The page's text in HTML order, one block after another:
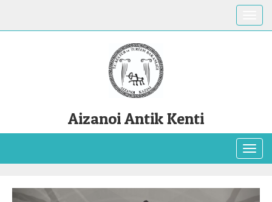
Aizanoi Antik Kenti
Previous Next